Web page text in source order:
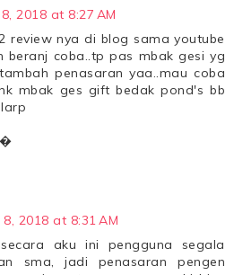
2018 at 8:27 AM
review nya di blog sama youtube
coba..tp pas mbak gesi yg
penasaran yaa..mau coba
mbak ges gift bedak pond's bb
8, 2018 at 8:31 AM
aku ini pengguna segala
sma, jadi penasaran pengen